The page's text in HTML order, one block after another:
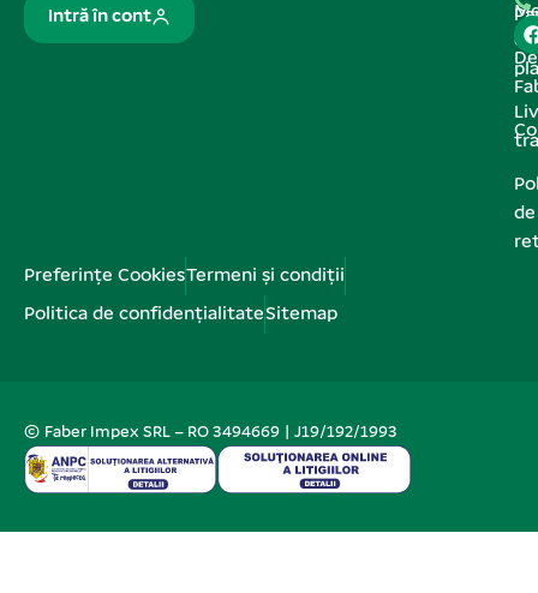
Intră în cont
de
de
Preferințe CookiesTermeni și condiții
Politica de confidențialitateSitemap
© Faber Impex SRL – RO 3494669 | J19/192/1993